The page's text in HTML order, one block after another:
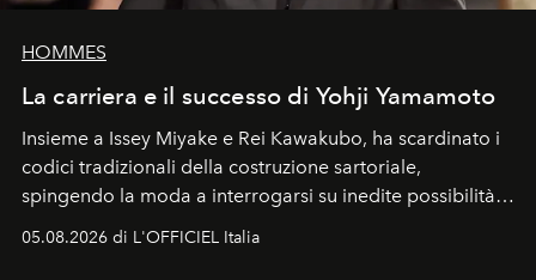
HOMMES
La carriera e il successo di Yohji Yamamoto
Insieme a Issey Miyake e Rei Kawakubo, ha scardinato i
codici tradizionali della costruzione sartoriale,
spingendo la moda a interrogarsi su inedite possibilità
05.08.2026 di L'OFFICIEL Italia